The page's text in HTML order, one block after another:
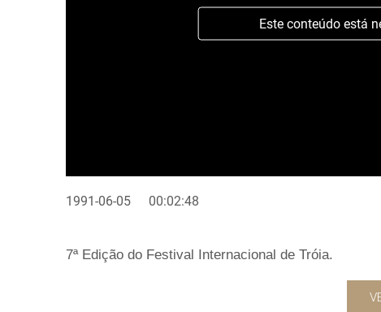
Este conteúdo está
1991-06-05 00:02:48
7ª Edição do Festival Internacional de Tróia.